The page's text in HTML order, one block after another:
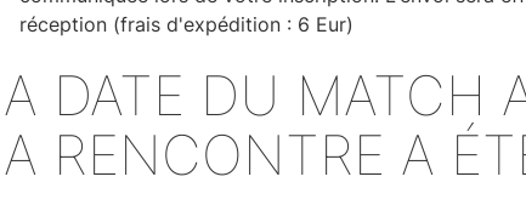
réception (frais d'expédition : 6 Eur)
DATE DU MATCH
RENCONTRE A